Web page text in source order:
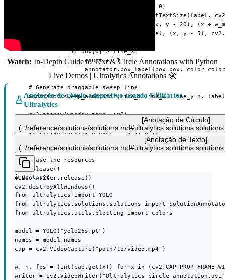
                    x, y = mask.min(axis=0)
(w_m, _), _ = cv2.getTextSize(label,
cv2.rectangle(im0, (x, y - 20), (x +
cv2.putText(im0, label, (x, y - 5),
            else:
                if box[0] > line_x:
                    count += 1
annotator.box_label(box=box,
    # Generate draggable sweep line
annotator.sweep_annotator(line_x=line_x, line_y=h,
    cv2.imshow(window_name, im0)
    if cv2.waitKey(1) & 0xFF == ord("q"):
# Release the resources
cap.release()
video_writer.release()
cv2.destroyAllWindows()
Watch: In-Depth Guide to Text & Circle Annotations with Python
Live Demos | Ultralytics Annotations 🚀
Anotação de rótulo adaptativo usando Utilitários
Ultralytics
[Anotação de Círculo]
(../reference/solutions/
[Anotação de Texto]
(../reference/solutions/
import cv2
from ultralytics import YOLO
from ultralytics.solutions.solutions import
from ultralytics.utils.plotting import colors
model = YOLO("yolo26s.pt")
names = model.names
cap = cv2.VideoCapture("path/to/video.mp4")
w, h, fps = (int(cap.get(x)) for x in
writer = cv2.VideoWriter("Ultralytics circle